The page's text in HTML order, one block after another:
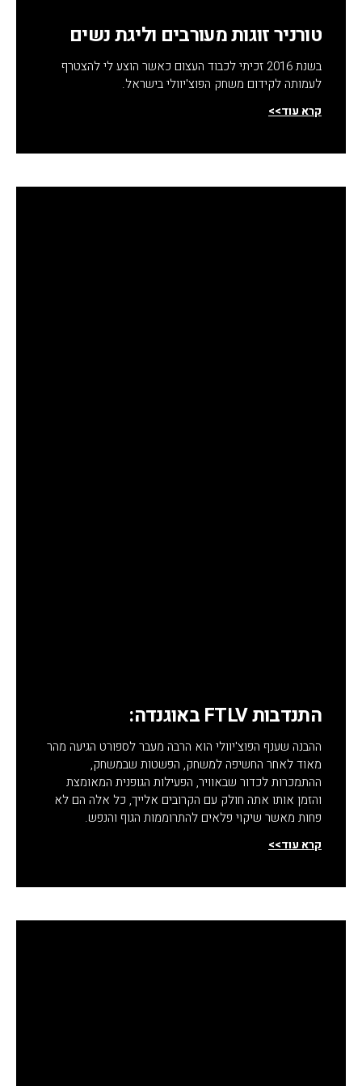
טורניר זוגות מעורבים וליגת נשים
בשנת 2016 זכיתי לכבוד העצום כאשר הוצע לי להצטרף
לעמותה לקידום משחק הפוצ'יוולי בישראל.
קרא עוד>>
התנדבות FTLV באוגנדה:
ההבנה שענף הפוצ'יוולי הוא הרבה מעבר לספורט הגיעה מהר
מאוד לאחר החשיפה למשחק, הפשטות שבמשחק,
ההתמכרות לכדור שבאוויר, הפעילות הגופנית המאומצת
והזמן אותו אתה חולק עם הקרובים אלייך, כל אלה הם לא
פחות מאשר שיקוי פלאים להתרוממות הגוף והנפש.
קרא עוד>>